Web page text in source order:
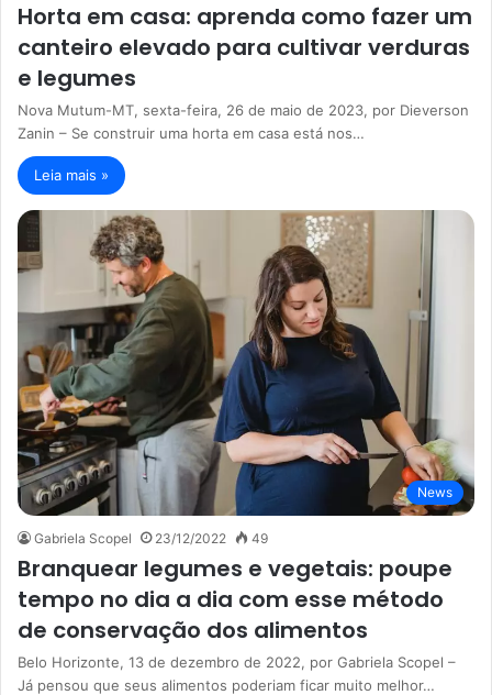
Horta em casa: aprenda como fazer um
canteiro elevado para cultivar verduras
e legumes
Nova Mutum-MT, sexta-feira, 26 de maio de 2023, por Dieverson
Zanin – Se construir uma horta em casa está nos…
Leia mais »
News
Gabriela Scopel 23/12/2022 49
Branquear legumes e vegetais: poupe
tempo no dia a dia com esse método
de conservação dos alimentos
Belo Horizonte, 13 de dezembro de 2022, por Gabriela Scopel –
Já pensou que seus alimentos poderiam ficar muito melhor…